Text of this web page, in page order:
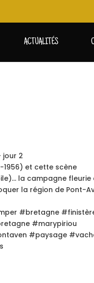
ACTUALITÉS
jour 2
1956) et cette scène
la campagne fleurie
la région de Pont-
#bretagne
#marypiriou
#paysage